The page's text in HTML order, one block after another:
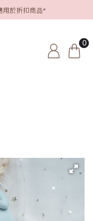
用於折扣商品*
0